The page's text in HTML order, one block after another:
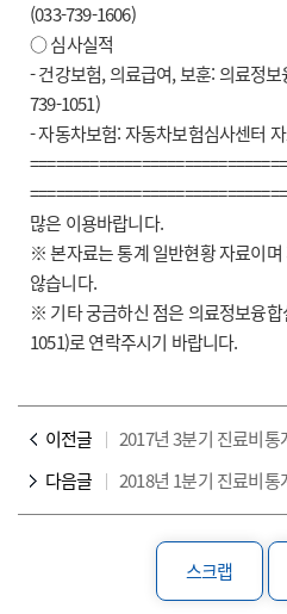
(033-739-1606)
○ 심사실적
- 건강보험, 의료급여, 보훈: 의료정
739-1051)
- 자동차보험: 자동차보험심사센터
많은 이용바랍니다.
※ 본자료는 통계 일반현황 자료이
않습니다.
※ 기타 궁금하신 점은 의료정보융
1051)로 연락주시기 바랍니다.
이전글
2017년 3분기 진료비통
다음글
2018년 1분기 진료비통
스크랩